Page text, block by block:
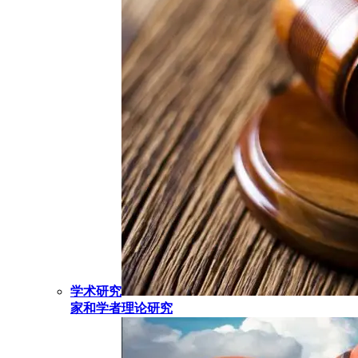
学术研究
家和学者理论研究